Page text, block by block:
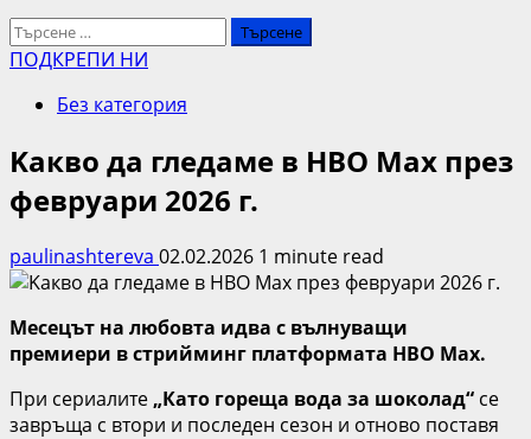
Търсене
за:
ПОДКРЕПИ НИ
Без категория
Kакво да гледаме в HBO Max през
февруари 2026 г.
paulinashtereva 02.02.2026 1 minute read
Месецът на любовта идва с вълнуващи
премиери в стрийминг платформата HBO Max.
При сериалите „Като гореща вода за шоколад“ се
завръща с втори и последен сезон и отново поставя